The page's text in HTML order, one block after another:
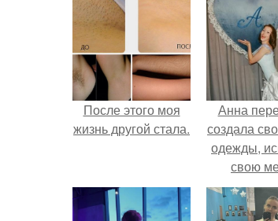
После этого моя
жизнь другой стала.
Анна
создала
одежды,
свою